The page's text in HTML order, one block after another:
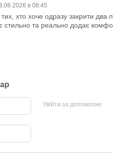
в 08:45
хто хоче одразу закрити два
стильно та реально додає
Увійти за допомогою